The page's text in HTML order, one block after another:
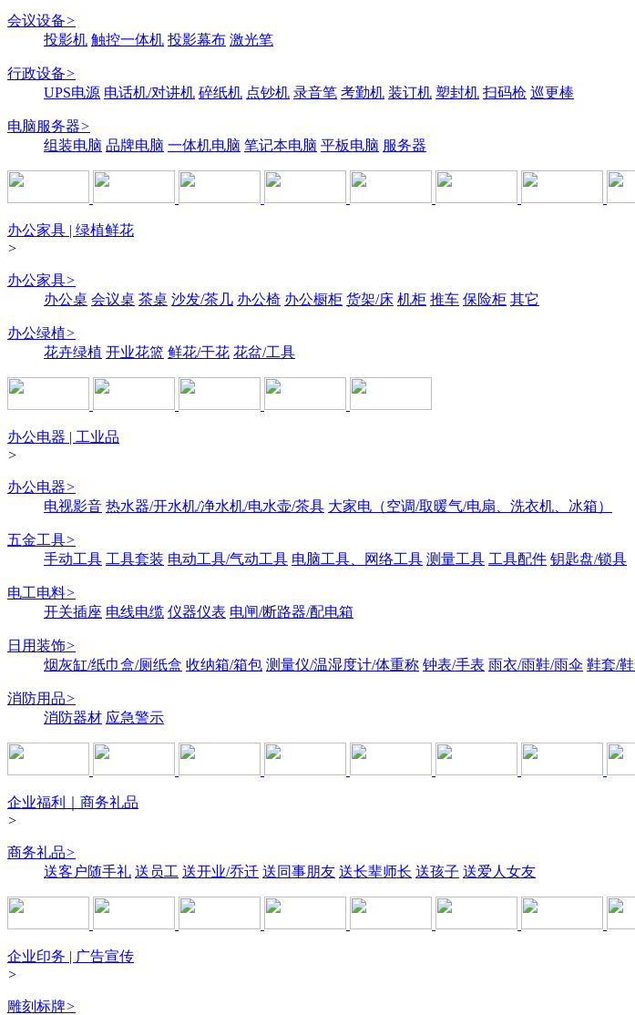
会议设备>
投影机 触控一体机 投影幕布 激光笔
行政设备>
UPS电源 电话机/对讲机 碎纸机 点钞机 录音笔 考勤机 装订机 塑封机 扫码枪 巡更棒
电脑服务器>
组装电脑 品牌电脑 一体机电脑 笔记本电脑 平板电脑 服务器
办公家具 | 绿植鲜花
>
办公家具>
办公桌 会议桌 茶桌 沙发/茶几 办公椅 办公橱柜 货架/床 机柜 推车 保险柜 其它
办公绿植>
花卉绿植 开业花篮 鲜花/干花 花盆/工具
办公电器 | 工业品
>
办公电器>
电视影音 热水器/开水机/净水机/电水壶/茶具 大家电（空调/取暖气/电扇、洗衣机、冰箱）
五金工具>
手动工具 工具套装 电动工具/气动工具 电脑工具、网络工具 测量工具 工具配件 钥匙盘/锁具
电工电料>
开关插座 电线电缆 仪器仪表 电闸/断路器/配电箱
日用装饰>
烟灰缸/纸巾盒/厕纸盒 收纳箱/箱包 测量仪/温湿度计/体重称 钟表/手表 雨衣/雨鞋/雨伞 鞋套/
消防用品>
消防器材 应急警示
企业福利｜商务礼品
>
商务礼品>
送客户随手礼 送员工 送开业/乔迁 送同事朋友 送长辈师长 送孩子 送爱人女友
企业印务 | 广告宣传
>
雕刻标牌>